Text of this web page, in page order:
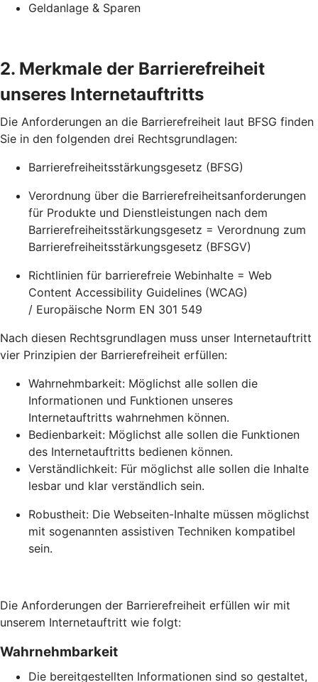
Geldanlage & Sparen
2. Merkmale der Barrierefreiheit
unseres Internetauftritts
Die Anforderungen an die Barrierefreiheit laut BFSG finden
Sie in den folgenden drei Rechtsgrundlagen:
Barrierefreiheitsstärkungsgesetz (BFSG)
Verordnung über die Barrierefreiheitsanforderungen
für Produkte und Dienstleistungen nach dem
Barrierefreiheitsstärkungsgesetz = Verordnung zum
Barrierefreiheitsstärkungsgesetz (BFSGV)
Richtlinien für barrierefreie Webinhalte = Web
Content Accessibility Guidelines (WCAG)
/ Europäische Norm EN 301 549
Nach diesen Rechtsgrundlagen muss unser Internetauftritt
vier Prinzipien der Barrierefreiheit erfüllen:
Wahrnehmbarkeit: Möglichst alle sollen die
Informationen und Funktionen unseres
Internetauftritts wahrnehmen können.
Bedienbarkeit: Möglichst alle sollen die Funktionen
des Internetauftritts bedienen können.
Verständlichkeit: Für möglichst alle sollen die Inhalte
lesbar und klar verständlich sein.
Robustheit: Die Webseiten-Inhalte müssen möglichst
mit sogenannten assistiven Techniken kompatibel
sein.
Die Anforderungen der Barrierefreiheit erfüllen wir mit
unserem Internetauftritt wie folgt:
Wahrnehmbarkeit
Die bereitgestellten Informationen sind so gestaltet,